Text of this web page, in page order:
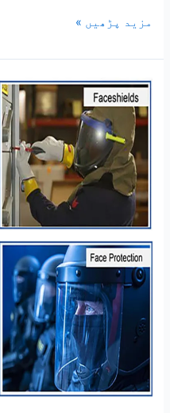
مزید پڑھیں »
پی
سی
فیس
شیلڈ
کے
لیے
IR
انفراریڈ
جذب
کرنے
والا
بیچ